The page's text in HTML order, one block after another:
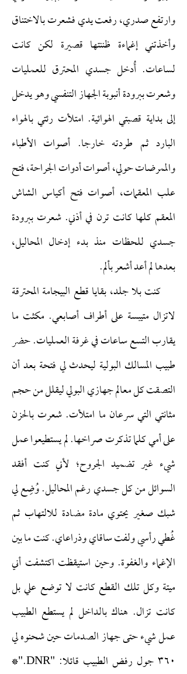
وارتفع صدري، رفعت يدي فشعرت بالاختناق
وأخذتني إغماءة ظننتها قصيرة لكن كانت
لساعات. أُدخل جسدي المحترق للعمليات
وشعرت ببرودة أنبوبة الجهاز التنفسي وهو يدخل
إلى بداية قصبتي الهوائية. امتلأت رئتي بالهواء
البارد ثم طردته خارجا. أصوات الأطباء
والممرضات حولي، أصوات أدوات الجراحة، فتح
علب المعقمات، أصوات فتح أكياس الشاش
المعقم كلها كانت ترن في أذني. شعرت ببرودة
جسدي للحظات منذ بدء إدخال المحاليل،
بعدها لم أعد أشعر بألم.
كنت بلا جلد، بقايا قطع البيجامة المحترقة
لاتزال متيبسة على أطراف أصابعي. مكثت ما
يقارب التسع ساعات في غرفة العمليات. حضر
طبيب المسالك البولية ليحدث لي فتحة بعد أن
التصقت كل معالم جهازي البولي ليقلل من حجم
مثانتي التي سرعان ما امتلأت. شعرت بالحزن
على أمي كلما تذكرت صراخها. لم يستطيعوا عمل
شيء غير تضميد الجروح؛ لأني كنت أفقد
السوائل من كل جسدي رغم المحاليل. وُضِع لي
شبك صغير يحتوي مادة مضادة للالتهاب ثم
غُطي رأسي ولفت ساقاي وذراعاي. كنت ما بين
الإغماء والغفوة. وحين استيقظت اكتشفت أني
ميتة وكل تلك القطع كانت لا توضع علي بل
كانت تزال. هناك بالداخل لم يستطع الطبيب
عمل شيء حتى جهاز الصدمات حين شحنوه لي
٣٦٠ جول رفض الطبيب قائلا: "DNR."*